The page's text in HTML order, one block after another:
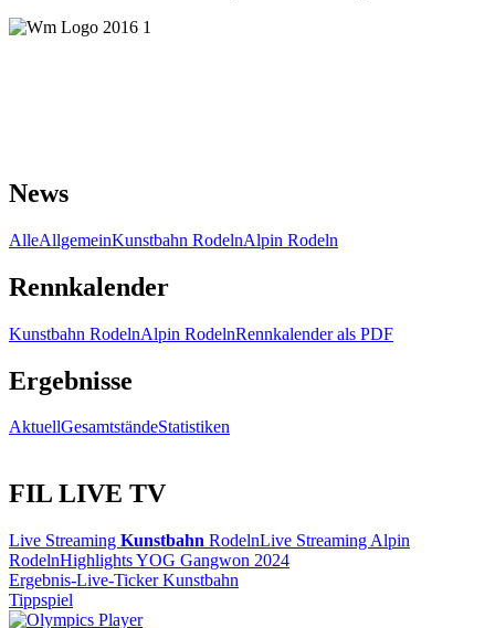
News
AlleAllgemeinKunstbahn RodelnAlpin Rodeln
Rennkalender
Kunstbahn RodelnAlpin RodelnRennkalender als PDF
Ergebnisse
AktuellGesamtständeStatistiken
FIL LIVE TV
Live Streaming Kunstbahn RodelnLive Streaming Alpin
RodelnHighlights YOG Gangwon 2024
Ergebnis-Live-Ticker Kunstbahn
Tippspiel